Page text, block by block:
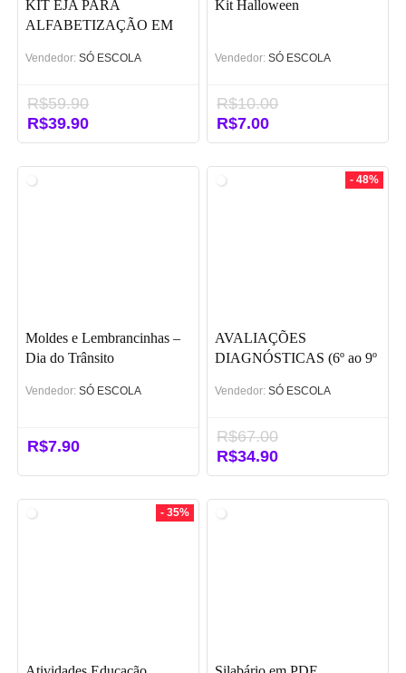
KIT EJA PARA
ALFABETIZAÇÃO EM
Vendedor: SÓ ESCOLA
R$59.90
O
preço
R$39.90O
preço
Kit Halloween
Vendedor: SÓ ESCOLA
R$10.00
O
preço
R$7.00O
preço
Moldes e Lembrancinhas –
Dia do Trânsito
Vendedor: SÓ ESCOLA
R$7.90
- 48%
AVALIAÇÕES
DIAGNÓSTICAS (6º ao 9º
Vendedor: SÓ ESCOLA
R$67.00
O
preço
R$34.90O
preço
- 35%